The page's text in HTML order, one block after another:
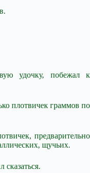
удочку, побежал к
плотвичек граммов по
предварительно
щучьих.
сказаться.